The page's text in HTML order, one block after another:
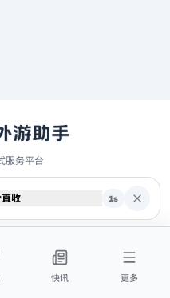
服务平台
容仅供参考，不构成投资建议
收 1s
快讯 更多